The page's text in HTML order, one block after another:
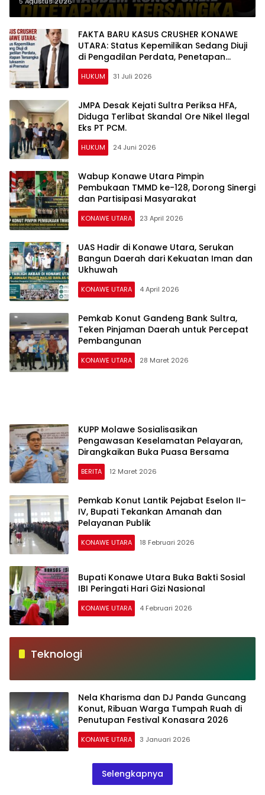
Penggelapan
FAKTA BARU KASUS CRUSHER KONAWE
UTARA: Status Kepemilikan Sedang Diuji
di Pengadilan Perdata, Penetapan
Tersangka Dr. Ruksamin Dinilai Prematur
HUKUM 31 Juli 2026
JMPA Desak Kejati Sultra Periksa HFA,
Diduga Terlibat Skandal Ore Nikel Ilegal
Eks PT PCM.
HUKUM 24 Juni 2026
Wabup Konawe Utara Pimpin
Pembukaan TMMD ke-128, Dorong Sinergi
dan Partisipasi Masyarakat
KONAWE UTARA 23 April 2026
UAS Hadir di Konawe Utara, Serukan
Bangun Daerah dari Kekuatan Iman dan
Ukhuwah
KONAWE UTARA 4 April 2026
Pemkab Konut Gandeng Bank Sultra,
Teken Pinjaman Daerah untuk Percepat
Pembangunan
KONAWE UTARA 28 Maret 2026
KUPP Molawe Sosialisasikan
Pengawasan Keselamatan Pelayaran,
Dirangkaikan Buka Puasa Bersama
BERITA 12 Maret 2026
Pemkab Konut Lantik Pejabat Eselon II–
IV, Bupati Tekankan Amanah dan
Pelayanan Publik
KONAWE UTARA 18 Februari 2026
Bupati Konawe Utara Buka Bakti Sosial
IBI Peringati Hari Gizi Nasional
KONAWE UTARA 4 Februari 2026
Teknologi
Nela Kharisma dan DJ Panda Guncang
Konut, Ribuan Warga Tumpah Ruah di
Penutupan Festival Konasara 2026
KONAWE UTARA 3 Januari 2026
Selengkapnya